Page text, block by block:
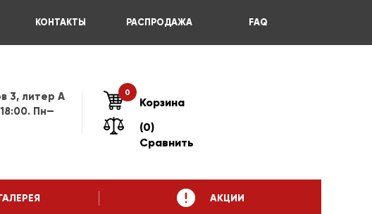
КОНТАКТЫ РАСПРОДАЖА FAQ
3, литер А
Пн—
0
Корзина
(0)
Сравнить
АКЦИИ